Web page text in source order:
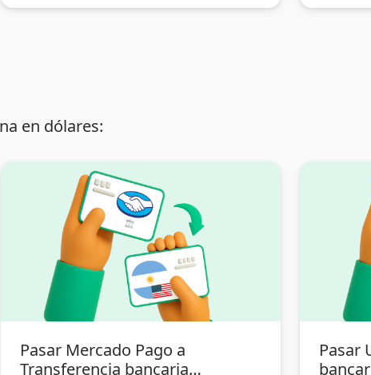
en dólares:
Pasar Mercado Pago a
Transferencia bancaria
Pasar